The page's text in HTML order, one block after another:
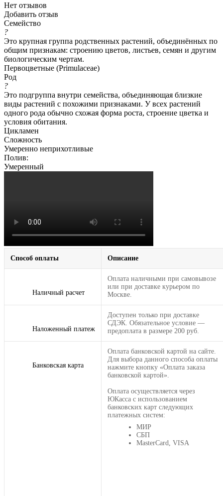
Нет отзывов
Добавить отзыв
Семейство
?
Это крупная группа родственных растений, объединённых по
общим признакам: строению цветов, листьев, семян и другим
биологическим чертам.
Первоцветные (Primulаceae)
Род
?
Это подгруппа внутри семейства, объединяющая близкие
виды растений с похожими признаками. У всех растений
одного рода обычно схожая форма роста, строение цветка и
условия обитания.
Цикламен
Сложность
Умеренно неприхотливые
Полив:
Умеренный
Способ оплаты Описание
Наличный расчет
Оплата наличными при самовывозе
или при доставке курьером по
Москве.
Наложенный платеж
Доступен только при доставке
СДЭК. Обязательное условие —
предоплата в размере 200 руб.
Банковская карта
Оплата банковской картой на сайте.
Для выбора данного способа оплаты
нажмите кнопку «Оплата заказа
банковской картой».
Оплата осуществляется через
ЮКасса с использованием
банковских карт следующих
платежных систем:
МИР
СБП
MasterCard, VISA